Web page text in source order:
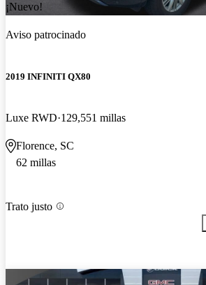
¡Nuevo!
Aviso patrocinado
2019 INFINITI QX80
Luxe RWD 129,551 millas
Florence, SC
62 millas
Trato justo